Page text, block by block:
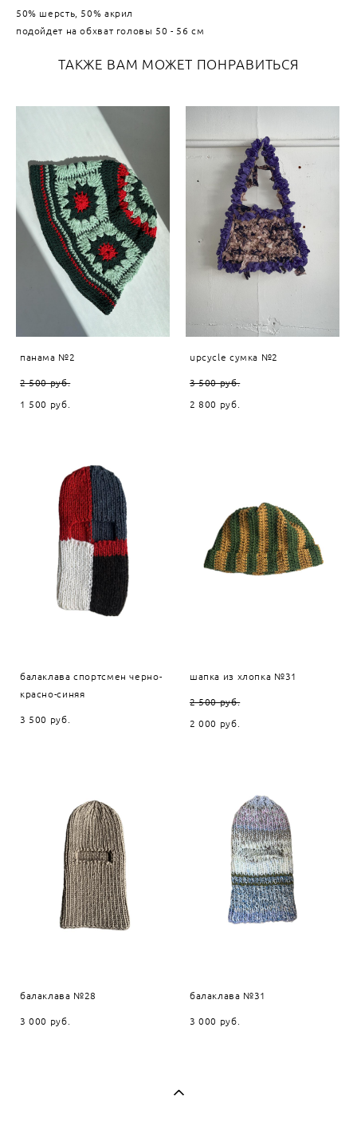
50% шерсть, 50% акрил
подойдет на обхват головы 50 - 56 см
ТАКЖЕ ВАМ МОЖЕТ ПОНРАВИТЬСЯ
панама №2
2 500 pуб.
1 500 pуб.
upcycle сумка №2
3 500 pуб.
2 800 pуб.
балаклава спортсмен черно-
красно-синяя
3 500 pуб.
шапка из хлопка №31
2 500 pуб.
2 000 pуб.
балаклава №28
3 000 pуб.
балаклава №31
3 000 pуб.